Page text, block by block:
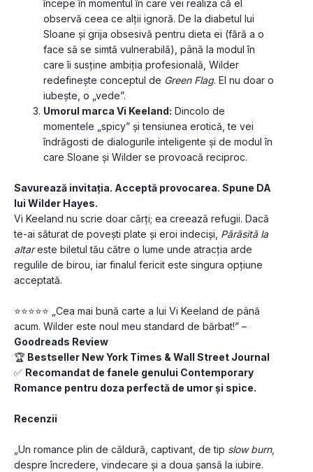
începe în momentul în care vei realiza că el
observă ceea ce alții ignoră. De la diabetul lui
Sloane și grija obsesivă pentru dieta ei (fără a o
face să se simtă vulnerabilă), până la modul în
care îi susține ambiția profesională, Wilder
redefinește conceptul de Green Flag. El nu doar o
iubește, o „vede”.
Umorul marca Vi Keeland: Dincolo de
momentele „spicy” și tensiunea erotică, te vei
îndrăgosti de dialogurile inteligente și de modul în
care Sloane și Wilder se provoacă reciproc.
Savurează invitația. Acceptă provocarea. Spune DA
lui Wilder Hayes.
Vi Keeland nu scrie doar cărți; ea creează refugii. Dacă
te-ai săturat de povești plate și eroi indeciși, Părăsită la
altar este biletul tău către o lume unde atracția arde
regulile de birou, iar finalul fericit este singura opțiune
acceptată.
⭐⭐⭐⭐⭐ „Cea mai bună carte a lui Vi Keeland de până
Goodreads Review
🏆 Bestseller New York Times & Wall Street Journal
✅ Recomandat de fanele genului Contemporary
Romance pentru doza perfectă de umor și spice.
Recenzii
„Un romance plin de căldură, captivant, de tip slow burn,
despre încredere, vindecare și a doua șansă la iubire.